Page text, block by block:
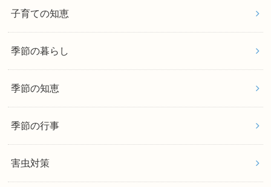
子育ての知恵
季節の暮らし
季節の知恵
季節の行事
害虫対策